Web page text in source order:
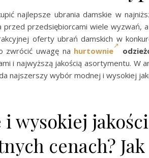
najlepsze ubrania damskie w
przed przedsiębiorcami wiele wyzwań,
oferty ubrań damskich w
zwrócić uwagę na hurtownie
i najwyższą jakością asortymentu. W
najszerszy wybór modnej i wysokiej
i wysokiej
cenach?